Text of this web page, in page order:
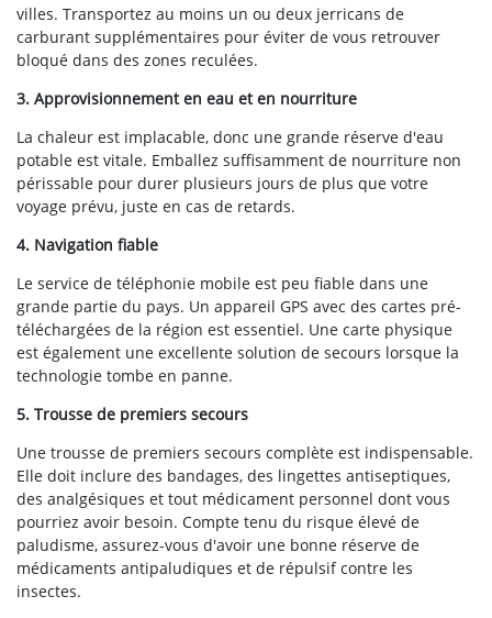
villes. Transportez au moins un ou deux jerricans de
carburant supplémentaires pour éviter de vous retrouver
bloqué dans des zones reculées.
3. Approvisionnement en eau et en nourriture
La chaleur est implacable, donc une grande réserve d'eau
potable est vitale. Emballez suffisamment de nourriture non
périssable pour durer plusieurs jours de plus que votre
voyage prévu, juste en cas de retards.
4. Navigation fiable
Le service de téléphonie mobile est peu fiable dans une
grande partie du pays. Un appareil GPS avec des cartes pré-
téléchargées de la région est essentiel. Une carte physique
est également une excellente solution de secours lorsque la
technologie tombe en panne.
5. Trousse de premiers secours
Une trousse de premiers secours complète est indispensable.
Elle doit inclure des bandages, des lingettes antiseptiques,
des analgésiques et tout médicament personnel dont vous
pourriez avoir besoin. Compte tenu du risque élevé de
paludisme, assurez-vous d'avoir une bonne réserve de
médicaments antipaludiques et de répulsif contre les
insectes.